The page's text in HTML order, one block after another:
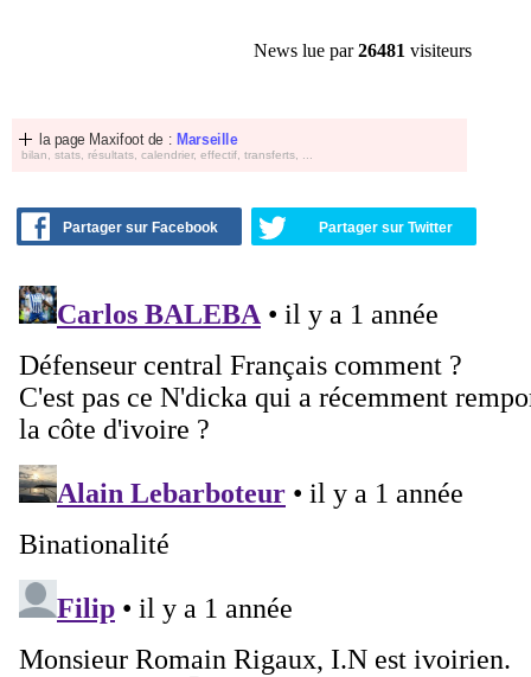
News lue par26481 visiteurs
la page Maxifoot de : Marseille
bilan, stats, résultats, calendrier, effectif, transferts, ...
Partager sur Facebook Partager sur Twitter